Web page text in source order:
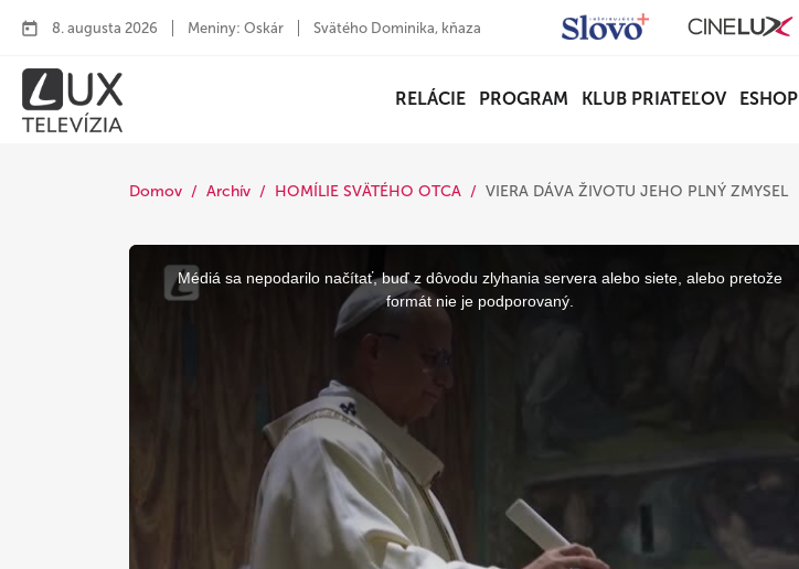
8. augusta 2026 Meniny: Oskár Svätého Dominika, kňaza
RELÁCIE PROGRAM KLUB PRIATEĽOV ESHOP
Domov Archív HOMÍLIE SVÄTÉHO OTCA VIERA DÁVA ŽIVOTU JEHO PLNÝ ZMYSEL
This
Médiá sa nepodarilo načítať, buď z dôvodu zlyhania servera alebo siete, alebo pretože
formát nie je podporovaný.